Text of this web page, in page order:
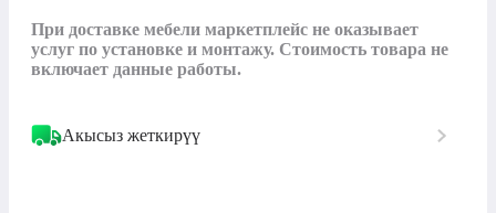
При доставке мебели маркетплейс не оказывает
услуг по установке и монтажу. Стоимость товара не
включает данные работы.
Акысыз жеткирүү